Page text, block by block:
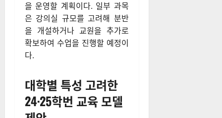
을 운영할 계획이다. 일부 과목
은 강의실 규모를 고려해 분반
을 개설하거나 교원을 추가로
확보하여 수업을 진행할 예정이
다.
대학별 특성 고려한
24·25학번 교육 모델